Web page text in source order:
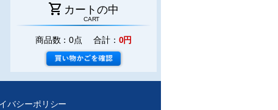
shopping_cart カートの中
CART
商品数：0点 合計： 0円
バシーポリシー